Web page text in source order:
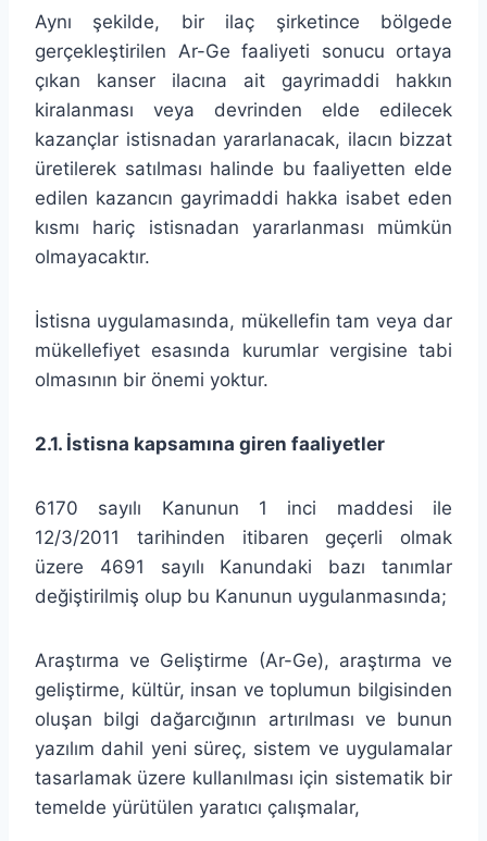
Aynı şekilde, bir ilaç şirketince bölgede
gerçekleştirilen Ar-Ge faaliyeti sonucu ortaya
çıkan kanser ilacına ait gayrimaddi hakkın
kiralanması veya devrinden elde edilecek
kazançlar istisnadan yararlanacak, ilacın bizzat
üretilerek satılması halinde bu faaliyetten elde
edilen kazancın gayrimaddi hakka isabet eden
kısmı hariç istisnadan yararlanması mümkün
olmayacaktır.
İstisna uygulamasında, mükellefin tam veya dar
mükellefiyet esasında kurumlar vergisine tabi
olmasının bir önemi yoktur.
2.1. İstisna kapsamına giren faaliyetler
6170 sayılı Kanunun 1 inci maddesi ile
12/3/2011 tarihinden itibaren geçerli olmak
üzere 4691 sayılı Kanundaki bazı tanımlar
değiştirilmiş olup bu Kanunun uygulanmasında;
Araştırma ve Geliştirme (Ar-Ge), araştırma ve
geliştirme, kültür, insan ve toplumun bilgisinden
oluşan bilgi dağarcığının artırılması ve bunun
yazılım dahil yeni süreç, sistem ve uygulamalar
tasarlamak üzere kullanılması için sistematik bir
temelde yürütülen yaratıcı çalışmalar,